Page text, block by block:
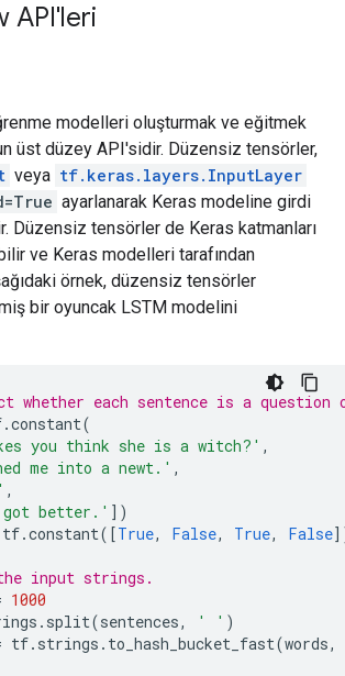
API'leri
modelleri oluşturmak ve eğitmek
üst düzey API'sidir. Düzensiz tensörler,
veya tf.keras.layers.InputLayer
ayarlanarak Keras modeline girdi
Düzensiz tensörler de Keras katmanları
ve Keras modelleri tarafından
örnek, düzensiz tensörler
bir oyuncak LSTM modelini
whether each sentence is a question
.constant(
you think she is a witch?' ,
me into a newt.' ,
,
better.' ])
tf.constant([True, False, True, False
input strings.
1000
. split(sentences, ' ' )
tf. strings . to_hash_bucket_fast(words,